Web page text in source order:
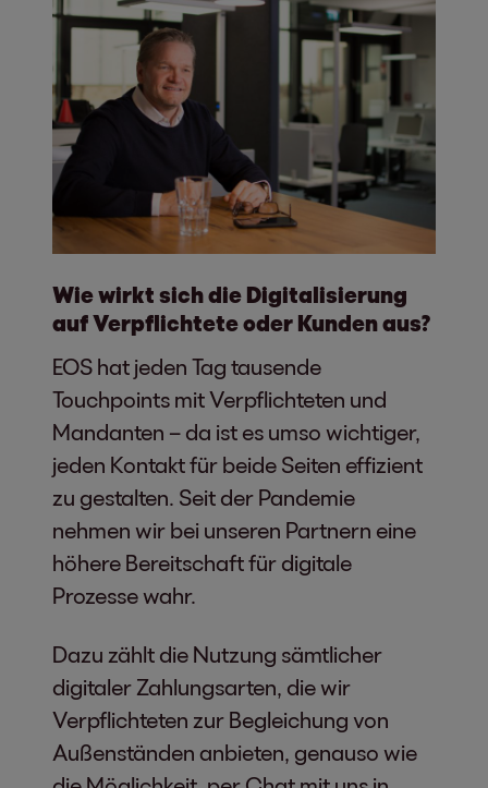
Wie wirkt sich die Digitalisierung
auf Verpflichtete oder Kunden aus?
EOS hat jeden Tag tausende
Touchpoints mit Verpflichteten und
Mandanten – da ist es umso wichtiger,
jeden Kontakt für beide Seiten effizient
zu gestalten. Seit der Pandemie
nehmen wir bei unseren Partnern eine
höhere Bereitschaft für digitale
Prozesse wahr.
Dazu zählt die Nutzung sämtlicher
digitaler Zahlungsarten, die wir
Verpflichteten zur Begleichung von
Außenständen anbieten, genauso wie